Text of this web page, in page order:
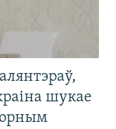
шукае